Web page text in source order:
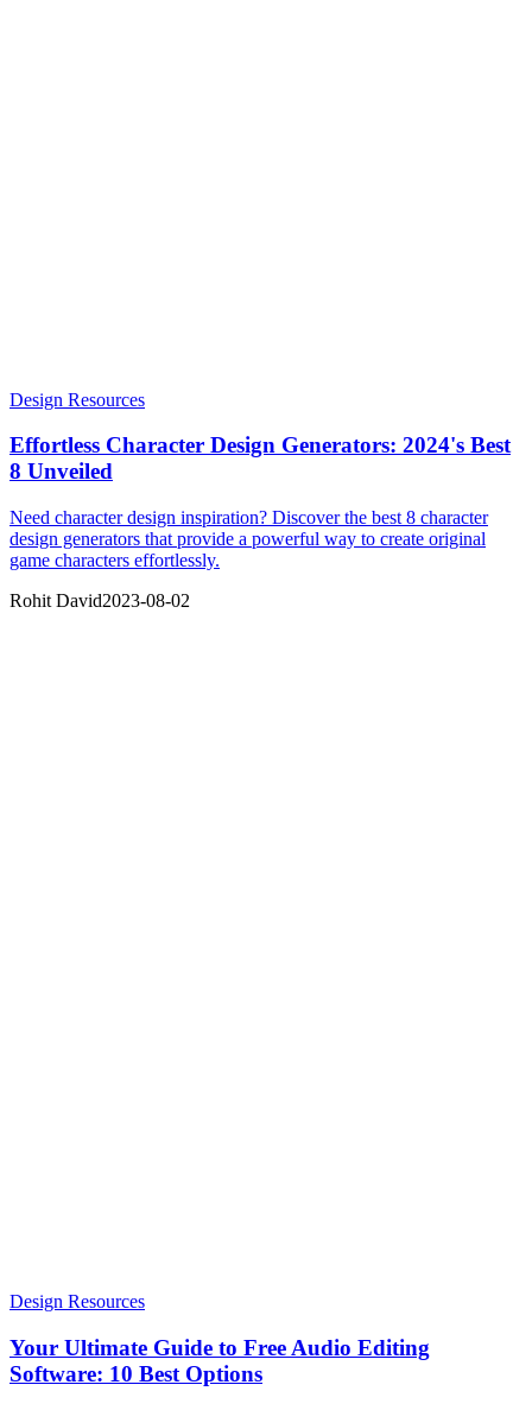
Design Resources
Effortless Character Design Generators: 2024's Best
8 Unveiled
Need character design inspiration? Discover the best 8 character
design generators that provide a powerful way to create original
game characters effortlessly.
Rohit David2023-08-02
Design Resources
Your Ultimate Guide to Free Audio Editing
Software: 10 Best Options